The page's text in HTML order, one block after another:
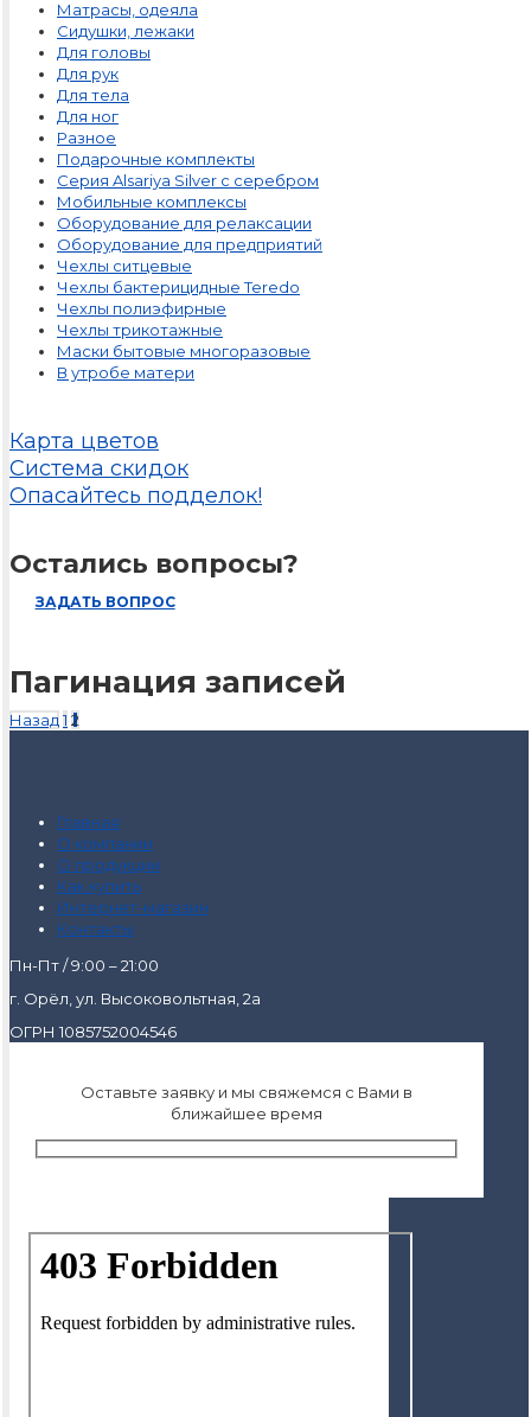
Матрасы, одеяла
Сидушки, лежаки
Для головы
Для рук
Для тела
Для ног
Разное
Подарочные комплекты
Серия Alsariya Silver с серебром
Мобильные комплексы
Оборудование для релаксации
Оборудование для предприятий
Чехлы ситцевые
Чехлы бактерицидные Teredo
Чехлы полиэфирные
Чехлы трикотажные
Маски бытовые многоразовые
В утробе матери
Карта цветов
Система скидок
Опасайтесь подделок!
Остались вопросы?
ЗАДАТЬ ВОПРОС
Пагинация записей
Назад 1 2
Главная
О компании
О продукции
Как купить
Интернет-магазин
Контакты
Пн-Пт / 9:00 – 21:00
г. Орёл, ул. Высоковольтная, 2а
ОГРН 1085752004546
Оставьте заявку и мы свяжемся с Вами в
ближайшее время